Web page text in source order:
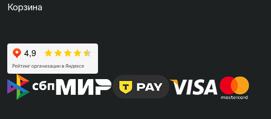
Корзина